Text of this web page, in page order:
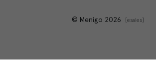
© Menigo 2026 esales]